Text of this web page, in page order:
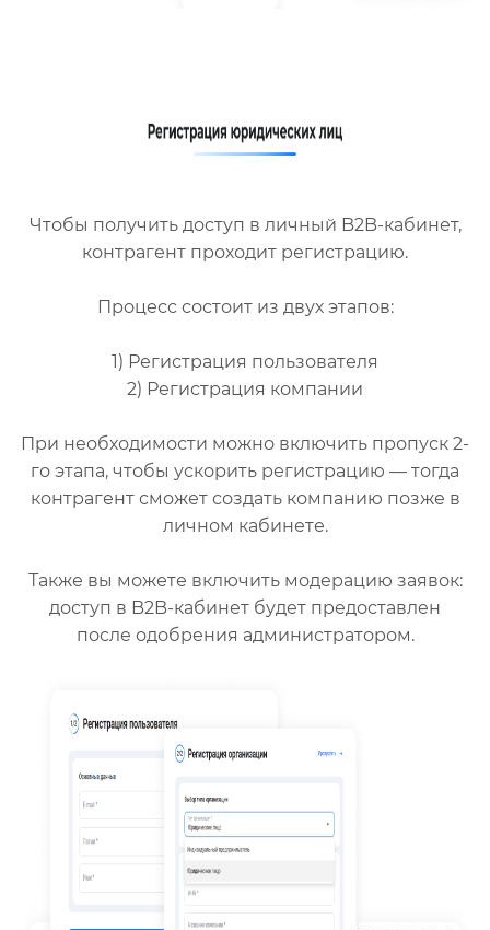
Чтобы получить доступ в личный B2B-кабинет,
контрагент проходит регистрацию.
Процесс состоит из двух этапов:
1) Регистрация пользователя
2) Регистрация компании
При необходимости можно включить пропуск 2-
го этапа, чтобы ускорить регистрацию — тогда
контрагент сможет создать компанию позже в
личном кабинете.
Также вы можете включить модерацию заявок:
доступ в B2B-кабинет будет предоставлен
после одобрения администратором.